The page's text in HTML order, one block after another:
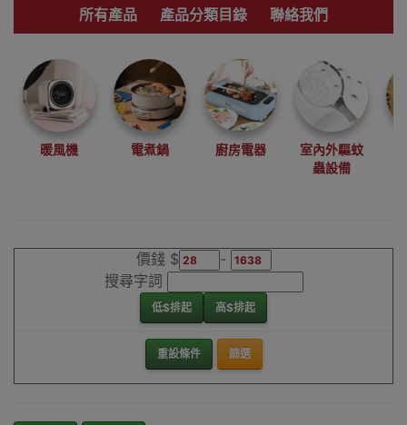
所有產品
產品分類目錄 聯絡我們
暖風機 電煮鍋 廚房電器
室內外驅蚊
蟲設備
價錢 $
-
搜尋字詞
低$排起 高$排起
重設條件 篩選